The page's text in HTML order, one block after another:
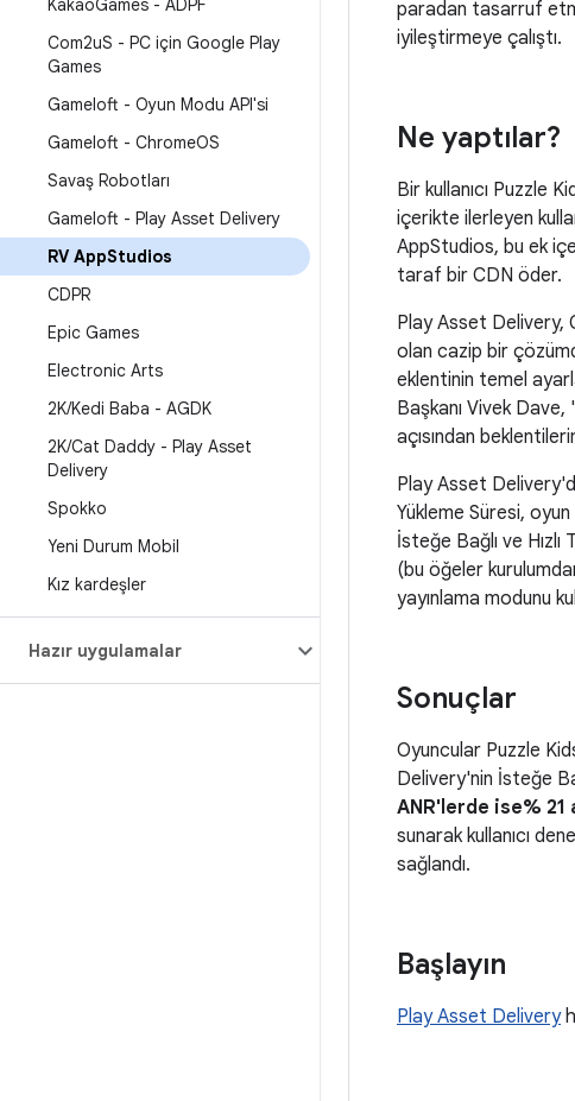
KakaoGames - ADPF
Com2uS - PC için Google Play
Games
Gameloft - Oyun Modu API'si
Gameloft - ChromeOS
Savaş Robotları
Gameloft - Play Asset Delivery
RV AppStudios
CDPR
Epic Games
Electronic Arts
2K/Kedi Baba - AGDK
2K/Cat Daddy - Play Asset
Delivery
Spokko
Yeni Durum Mobil
Kız kardeşler
Hazır uygulamalar
paradan tasarruf
iyileştirmeye çalıştı.
Ne yaptılar?
Bir kullanıcı Puzzle
içerikte ilerleyen
AppStudios, bu ek
taraf bir CDN öder.
Play Asset Delivery,
olan cazip bir
eklentinin temel
Başkanı Vivek
açısından
Play Asset
Yükleme Süresi,
İsteğe Bağlı ve
(bu öğeler
yayınlama modunu
Sonuçlar
Oyuncular Puzzle
Delivery'nin İsteğe
ANR'lerde ise% 21
sunarak kullanıcı
sağlandı.
Başlayın
Play Asset Delivery